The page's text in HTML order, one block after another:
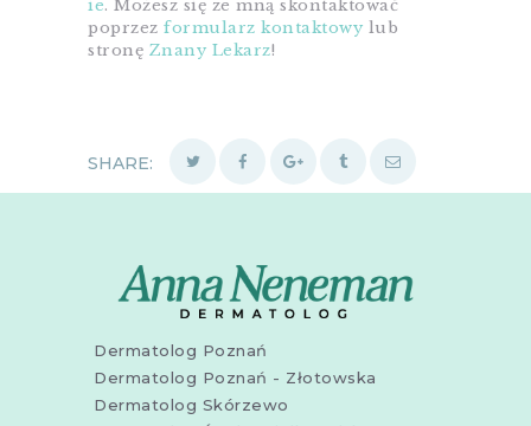
ie. Możesz się ze mną skontaktować
poprzez formularz kontaktowy lub
stronę Znany Lekarz!
SHARE:
Dermatolog Poznań
Dermatolog Poznań - Złotowska
Dermatolog Skórzewo